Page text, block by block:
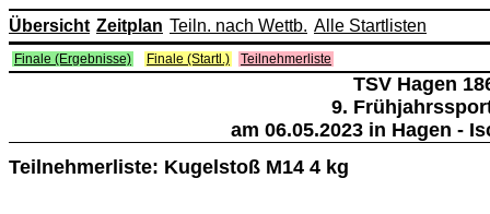
Übersicht Zeitplan Teiln. nach Wettb. Alle Startlisten
Finale (Ergebnisse) Finale (Startl.) Teilnehmerliste
TSV Hagen
9.
am 06.05.2023 in Hagen -
Teilnehmerliste: Kugelstoß M14 4 kg